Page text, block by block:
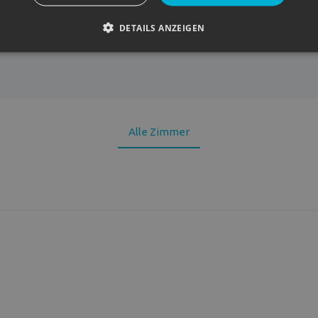
Alle Zimmer
DETAILS ANZEIGEN